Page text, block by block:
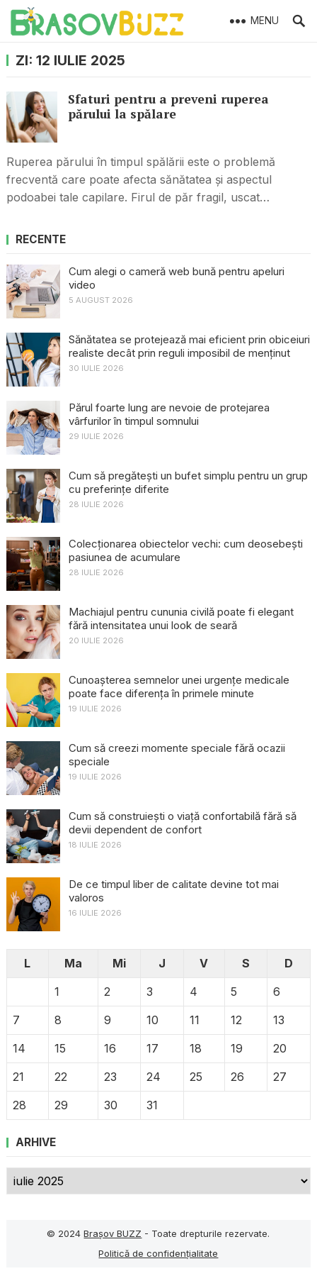
MENU
ZI: 12 IULIE 2025
Sfaturi pentru a preveni ruperea
părului la spălare
Ruperea părului în timpul spălării este o problemă
frecventă care poate afecta sănătatea și aspectul
podoabei tale capilare. Firul de păr fragil, uscat…
RECENTE
Cum alegi o cameră web bună pentru apeluri
video
5 AUGUST 2026
Sănătatea se protejează mai eficient prin obiceiuri
realiste decât prin reguli imposibil de menținut
30 IULIE 2026
Părul foarte lung are nevoie de protejarea
vârfurilor în timpul somnului
29 IULIE 2026
Cum să pregătești un bufet simplu pentru un grup
cu preferințe diferite
28 IULIE 2026
Colecționarea obiectelor vechi: cum deosebești
pasiunea de acumulare
28 IULIE 2026
Machiajul pentru cununia civilă poate fi elegant
fără intensitatea unui look de seară
20 IULIE 2026
Cunoașterea semnelor unei urgențe medicale
poate face diferența în primele minute
19 IULIE 2026
Cum să creezi momente speciale fără ocazii
speciale
19 IULIE 2026
Cum să construiești o viață confortabilă fără să
devii dependent de confort
18 IULIE 2026
De ce timpul liber de calitate devine tot mai
valoros
16 IULIE 2026
L Ma Mi J V S
D
1
2 3 4 5
6
7
8 9 10 11 12
13
14
15 16 17 18 19
20
21
22 23 24 25 26
27
28
29 30 31
ARHIVE
Arhive
© 2024Brașov BUZZ - Toate drepturile rezervate.
Politică de confidențialitate